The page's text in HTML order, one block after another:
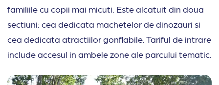
familiile cu copii mai micuti. Este alcatuit din doua
sectiuni: cea dedicata machetelor de dinozauri si
cea dedicata atractiilor gonflabile. Tariful de intrare
include accesul in ambele zone ale parcului tematic.